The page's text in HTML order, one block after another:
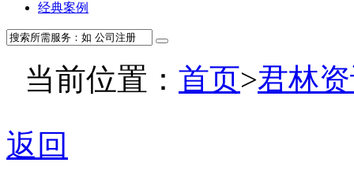
经典案例
当前位置： 首页>君林
返回